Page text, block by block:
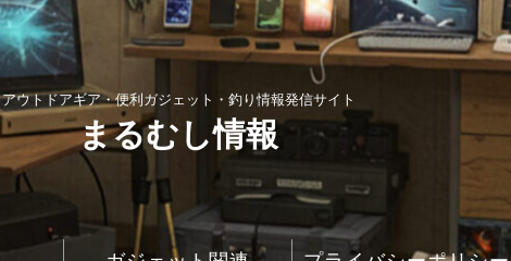
アウトドアギア・便利ガジェット・釣り情報発信サイト
まるむし情報